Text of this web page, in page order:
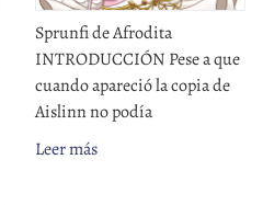
Sprunfi de Afrodita
INTRODUCCIÓN Pese a que
cuando apareció la copia de
Aislinn no podía
Leer más